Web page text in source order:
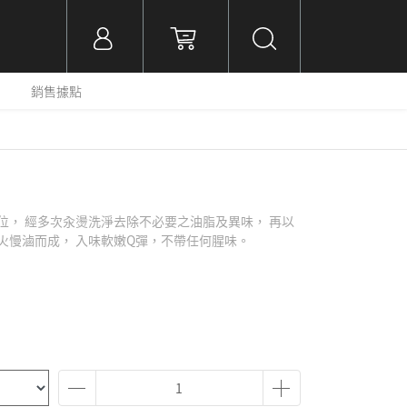
銷售據點
， 經多次汆燙洗淨去除不必要之油脂及異味， 再以
滷而成， 入味軟嫩Q彈，不帶任何腥味。